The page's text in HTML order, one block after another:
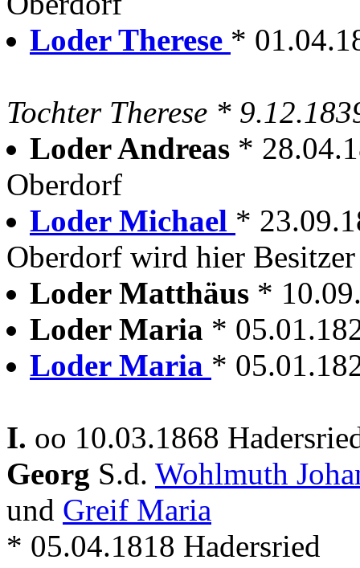
Loder Therese *
Tochter Therese *
Loder Andreas *
Oberdorf
Loder Michael *
Oberdorf wird hier Besitzer
Loder Matthäus *
Loder Maria *
Loder Maria *
I. oo 10.03.1868
Georg S.d. Wohlmuth
und Greif Maria
* 05.04.1818 Hadersried